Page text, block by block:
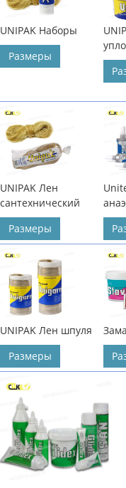
UNIPAK Наборы
Размеры
UNIPAK Лен
сантехнический
Размеры
UNIPAK Лен шпуля
Размеры